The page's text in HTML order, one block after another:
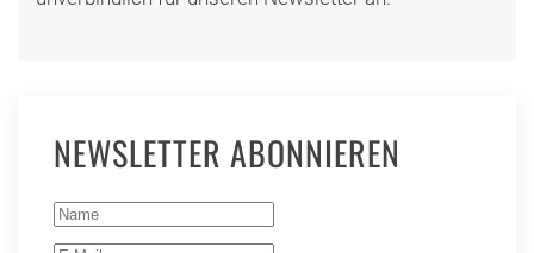
NEWSLETTER ABONNIEREN